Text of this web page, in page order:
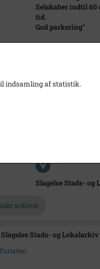
Selskaber indtil 60
tid.
God parkering"
H. C. Andersen
Palisandersalen,
Kortet er trykt hos
Øverste billede er
Dansk Foto-
Slagelse Stads-
arkivet
Stads- og Lokalarkiv
indsamling af statistik.